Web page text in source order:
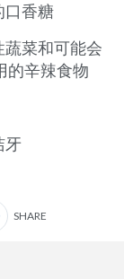
口香糖
菜和可能会
的辛辣食物
牙
SHARE